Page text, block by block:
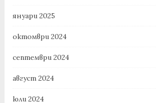
януари 2025
октомври 2024
септември 2024
август 2024
юли 2024